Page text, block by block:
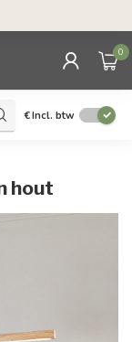
0
€Incl. btw
hout